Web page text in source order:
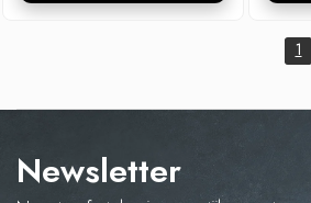
1
Newsletter